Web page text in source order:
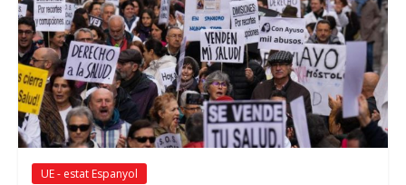
UE - estat Espanyol